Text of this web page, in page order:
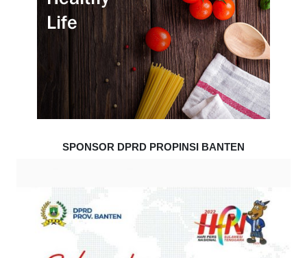
SPONSOR DPRD PROPINSI BANTEN